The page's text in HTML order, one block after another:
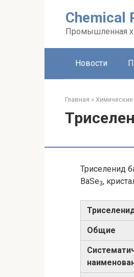
Chemical
Промышленная
Новости
Главная »
Триселенид
BaSe3,
Общие